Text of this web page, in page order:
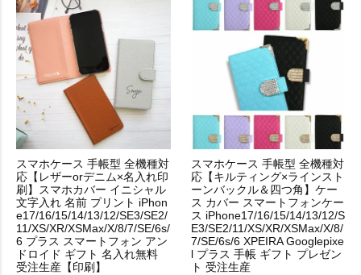
スマホケース 手帳型 全機種対
応【レザーorデニム×名入れ印
刷】スマホカバー イニシャル
文字入れ 名前 プリント iPhon
e17/16/15/14/13/12/SE3/SE2/
11/XS/XR/XSMax/X/8/7/SE/6s/
6 プラス スマートフォン アン
ドロイド ギフト 名入れ無料
受注生産【印刷】
スマホケース 手帳型 全機種対
応【キルティング×ラインスト
ーンバックル＆四つ角】ケー
ス カバー スマートフォンケー
ス iPhone17/16/15/14/13/12/S
E3/SE2/11/XS/XR/XSMax/X/8/
7/SE/6s/6 XPEIRA Googlepixe
l プラス 手帳 ギフト プレゼン
ト 受注生産